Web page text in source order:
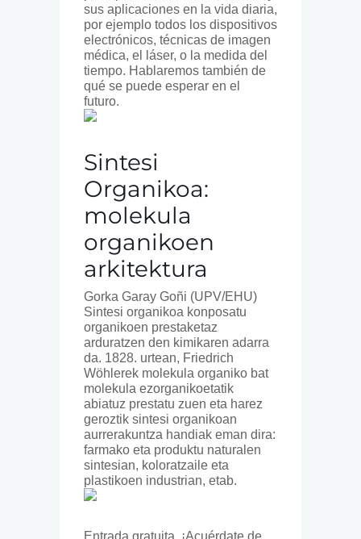
sus aplicaciones en la vida diaria,
por ejemplo todos los dispositivos
electrónicos, técnicas de imagen
médica, el láser, o la medida del
tiempo. Hablaremos también de
qué se puede esperar en el
futuro.
Sintesi
Organikoa:
molekula
organikoen
arkitektura
Gorka Garay Goñi (UPV/EHU)
Sintesi organikoa konposatu
organikoen prestaketaz
arduratzen den kimikaren adarra
da. 1828. urtean, Friedrich
Wöhlerek molekula organiko bat
molekula ezorganikoetatik
abiatuz prestatu zuen eta harez
geroztik sintesi organikoan
aurrerakuntza handiak eman dira:
farmako eta produktu naturalen
sintesian, koloratzaile eta
plastikoen industrian, etab.